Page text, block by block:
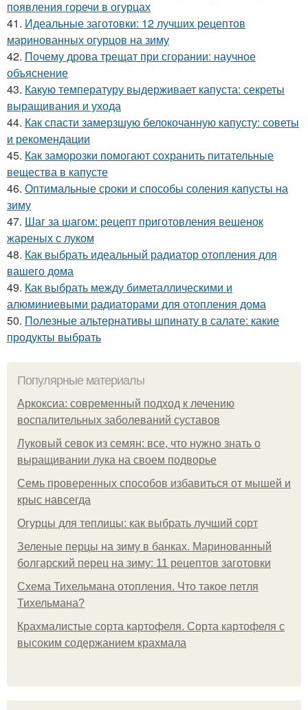
появления горечи в огурцах
41. Идеальные заготовки: 12 лучших рецептов
маринованных огурцов на зиму
42. Почему дрова трещат при сгорании: научное
объяснение
43. Какую температуру выдерживает капуста: секреты
выращивания и ухода
44. Как спасти замерзшую белокочанную капусту: советы
и рекомендации
45. Как заморозки помогают сохранить питательные
вещества в капусте
46. Оптимальные сроки и способы соления капусты на
зиму
47. Шаг за шагом: рецепт приготовления вешенок
жареных с луком
48. Как выбрать идеальный радиатор отопления для
вашего дома
49. Как выбрать между биметаллическими и
алюминиевыми радиаторами для отопления дома
50. Полезные альтернативы шпинату в салате: какие
продукты выбрать
Популярные материалы
Аркоксиа: современный подход к лечению
воспалительных заболеваний суставов
Луковый севок из семян: все, что нужно знать о
выращивании лука на своем подворье
Семь проверенных способов избавиться от мышей и
крыс навсегда
Огурцы для теплицы: как выбрать лучший сорт
Зеленые перцы на зиму в банках. Маринованный
болгарский перец на зиму: 11 рецептов заготовки
Схема Тихельмана отопления. Что такое петля
Тихельмана?
Крахмалистые сорта картофеля. Сорта картофеля с
высоким содержанием крахмала